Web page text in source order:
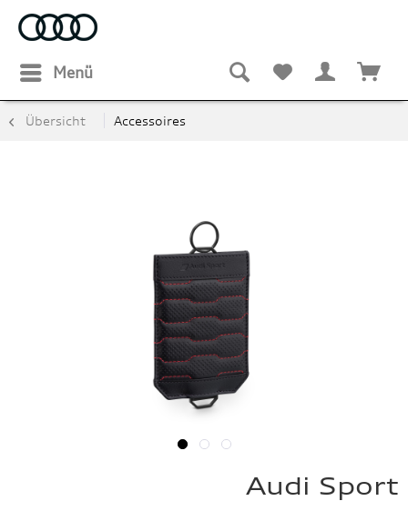
Menü
Übersicht Accessoires
Audi Sport